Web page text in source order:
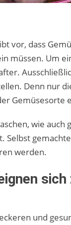
vor, dass
müssen. Um
Denn nur
Gemüsesorte
wie auch
Selbst
werden.
und